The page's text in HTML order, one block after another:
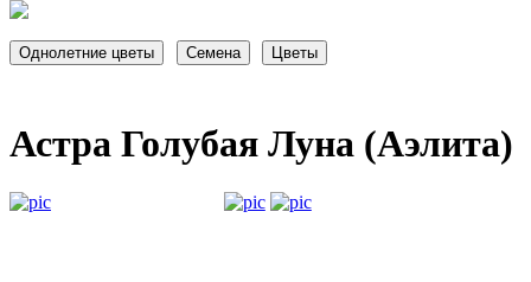
Астра Голубая Луна (Аэлита)